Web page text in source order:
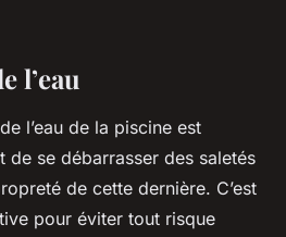
l’eau
l’eau de la piscine est
de se débarrasser des saletés
de cette dernière. C’est
pour éviter tout risque